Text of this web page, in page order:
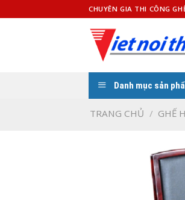
qua
CHUYÊN GIA THI CÔNG
Danh mục sản
TRANG CHỦ / GHẾ